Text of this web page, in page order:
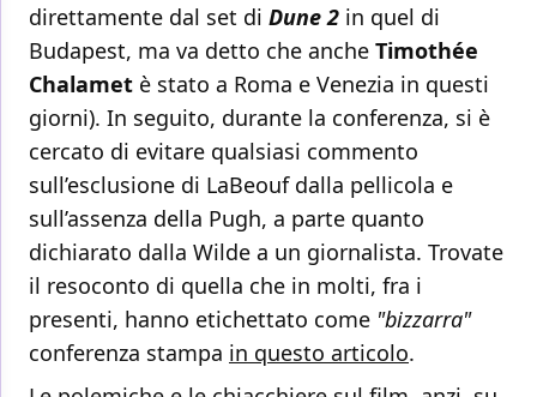
direttamente dal set di Dune 2 in quel di
Budapest, ma va detto che anche Timothée
Chalamet è stato a Roma e Venezia in questi
giorni). In seguito, durante la conferenza, si è
cercato di evitare qualsiasi commento
sull’esclusione di LaBeouf dalla pellicola e
sull’assenza della Pugh, a parte quanto
dichiarato dalla Wilde a un giornalista. Trovate
il resoconto di quella che in molti, fra i
presenti, hanno etichettato come "bizzarra"
conferenza stampa in questo articolo.